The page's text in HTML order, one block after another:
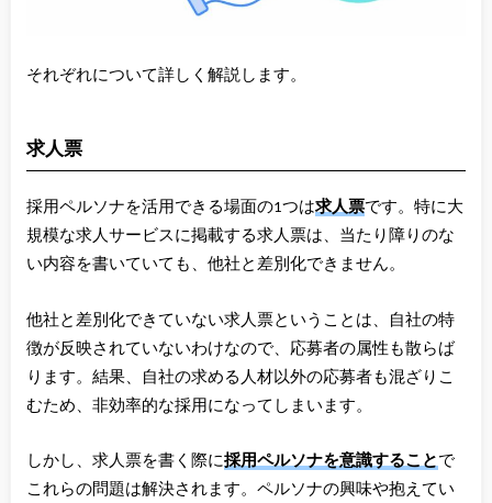
それぞれについて詳しく解説します。
求人票
採用ペルソナを活用できる場面の1つは求人票です。特に大
規模な求人サービスに掲載する求人票は、当たり障りのな
い内容を書いていても、他社と差別化できません。
他社と差別化できていない求人票ということは、自社の特
徴が反映されていないわけなので、応募者の属性も散らば
ります。結果、自社の求める人材以外の応募者も混ざりこ
むため、非効率的な採用になってしまいます。
しかし、求人票を書く際に採用ペルソナを意識することで
これらの問題は解決されます。ペルソナの興味や抱えてい